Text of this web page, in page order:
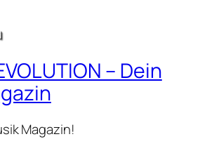
– Dein
Magazin!